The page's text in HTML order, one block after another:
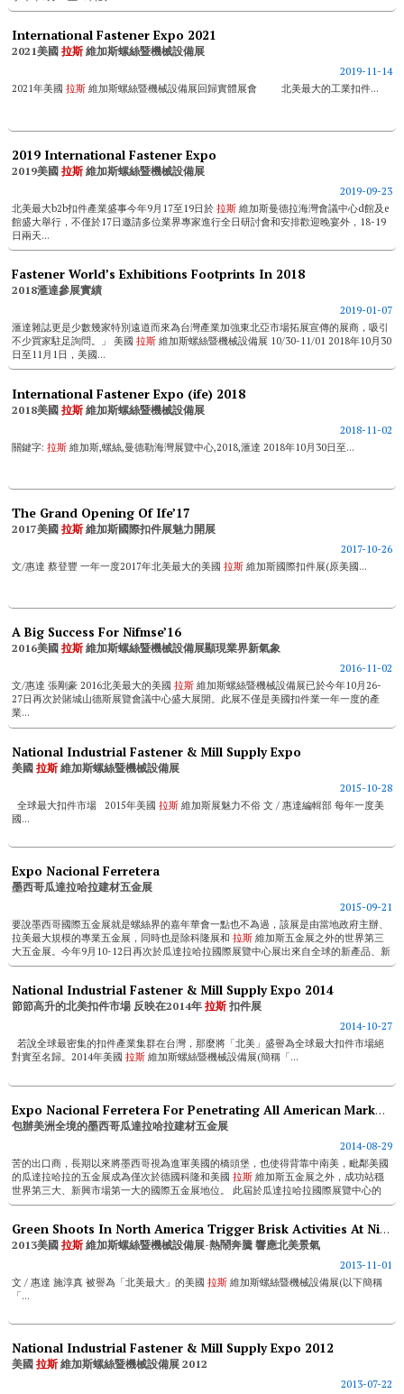
International Fastener Expo 2021
2021美國 拉斯維加斯螺絲暨機械設備展
2019-11-14
2021年美國 拉斯維加斯螺絲暨機械設備展回歸實體展會 北美最大的工業扣件...
2019 International Fastener Expo
2019美國拉斯維加斯螺絲暨機械設備展
2019-09-23
北美最大b2b扣件產業盛事今年9月17至19日於 拉斯維加斯曼德拉海灣會議中心d館及e
館盛大舉行，不僅於17日邀請多位業界專家進行全日研討會和安排歡迎晚宴外，18-19
日兩天...
Fastener World’s Exhibitions Footprints In 2018
2018滙達參展實績
2019-01-07
滙達雜誌更是少數幾家特別遠道而來為台灣產業加強東北亞市場拓展宣傳的展商，吸引
不少買家駐足詢問。」 美國 拉斯維加斯螺絲暨機械設備展 10/30-11/01 2018年10月30
日至11月1日，美國...
International Fastener Expo (ife) 2018
2018美國拉斯維加斯螺絲暨機械設備展
2018-11-02
關鍵字:拉斯維加斯,螺絲,曼德勒海灣展覽中心,2018,滙達 2018年10月30日至...
The Grand Opening Of Ife’17
2017美國拉斯維加斯國際扣件展魅力開展
2017-10-26
文/惠達 蔡登豐 一年一度2017年北美最大的美國 拉斯維加斯國際扣件展(原美國...
A Big Success For Nifmse’16
2016美國拉斯維加斯螺絲暨機械設備展顯現業界新氣象
2016-11-02
文/惠達 張剛豪 2016北美最大的美國 拉斯維加斯螺絲暨機械設備展已於今年10月26-
27日再次於賭城山德斯展覽會議中心盛大展開。此展不僅是美國扣件業一年一度的產
業...
National Industrial Fastener & Mill Supply Expo
美國拉斯維加斯螺絲暨機械設備展
2015-10-28
全球最大扣件市場 2015年美國 拉斯維加斯展魅力不俗 文 / 惠達編輯部 每年一度美
國...
Expo Nacional Ferretera
墨西哥瓜達拉哈拉建材五金展
2015-09-21
要說墨西哥國際五金展就是螺絲界的嘉年華會一點也不為過，該展是由當地政府主辦、
拉美最大規模的專業五金展，同時也是除科隆展和 拉斯維加斯五金展之外的世界第三
大五金展。今年9月10-12日再次於瓜達拉哈拉國際展覽中心展出來自全球的新產品、新
創意，更透過...
National Industrial Fastener & Mill Supply Expo 2014
節節高升的北美扣件市場 反映在2014年拉斯扣件展
2014-10-27
若說全球最密集的扣件產業集群在台灣，那麼將「北美」盛譽為全球最大扣件市場絕
對實至名歸。2014年美國 拉斯維加斯螺絲暨機械設備展(簡稱「...
Expo Nacional Ferretera For Penetrating All American Markets
包辦美洲全境的墨西哥瓜達拉哈拉建材五金展
2014-08-29
苦的出口商，長期以來將墨西哥視為進軍美國的橋頭堡，也使得背靠中南美，毗鄰美國
的瓜達拉哈拉的五金展成為僅次於德國科隆和美國 拉斯維加斯五金展之外，成功站穩
世界第三大、新興市場第一大的國際五金展地位。 此屆於瓜達拉哈拉國際展覽中心的
54,0...
Green Shoots In North America Trigger Brisk Activities At Nifmse’13
2013美國拉斯維加斯螺絲暨機械設備展-熱鬧奔騰 響應北美景氣
2013-11-01
文 / 惠達 施淳真 被譽為「北美最大」的美國 拉斯維加斯螺絲暨機械設備展(以下簡稱
「...
National Industrial Fastener & Mill Supply Expo 2012
美國拉斯維加斯螺絲暨機械設備展 2012
2013-07-22